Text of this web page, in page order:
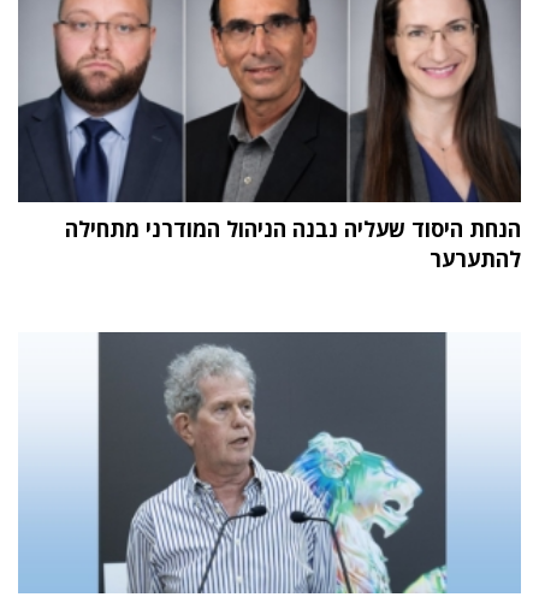
הנחת היסוד שעליה נבנה הניהול המודרני מתחילה
להתערער